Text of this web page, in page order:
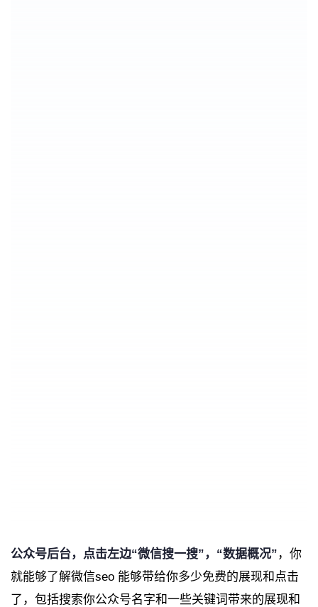
公众号后台，点击左边“微信搜一搜”，“数据概况” ，你
就能够了解微信seo 能够带给你多少免费的展现和点击
了，包括搜索你公众号名字和一些关键词带来的展现和